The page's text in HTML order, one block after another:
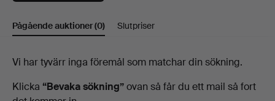
på
Kenneth
Pågående auktioner(0) Slutpriser
Pågående
auktioner
Vi har tyvärr inga föremål som matchar din sökning.
Klicka “Bevaka sökning”ovan så får du ett mail så fort